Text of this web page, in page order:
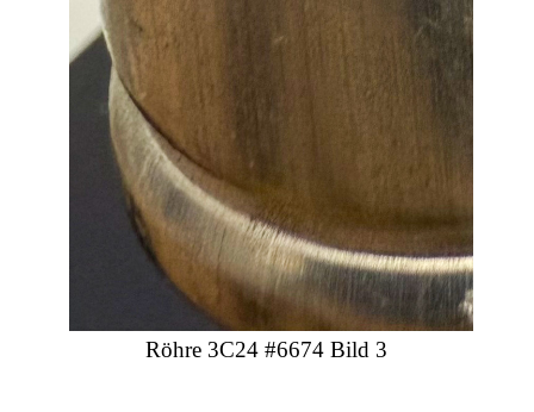
Röhre 3C24 #6674 Bild 3